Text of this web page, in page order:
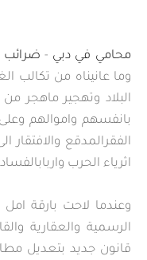
محامي في دبي - ضرائب
وما عانيناه من تكالب
البلاد وتهجير ماهجر
بانفسهم واموالهم
الفقرالمدقع
اثرياء الحرب
وعندما لاحت بارقة
الرسمية والعقارية
قانون جديد بتعديل